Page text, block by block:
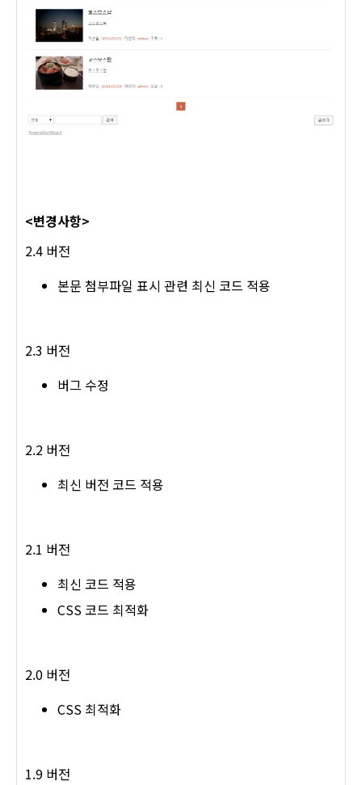
<변경사항>
2.4 버전
본문 첨부파일 표시 관련 최신 코드 적용
2.3 버전
버그 수정
2.2 버전
최신 버전 코드 적용
2.1 버전
최신 코드 적용
CSS 코드 최적화
2.0 버전
CSS 최적화
1.9 버전